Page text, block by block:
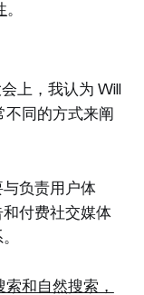
。
上，我认为 Will
同的方式来阐
负责用户体
付费社交媒体
和自然搜索，